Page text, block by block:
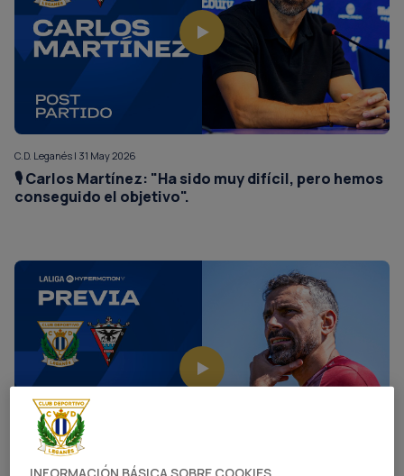
C.D. Leganés | 31 May 2026
🎙️ Carlos Martínez: "Ha sido muy difícil, pero hemos
conseguido el objetivo".